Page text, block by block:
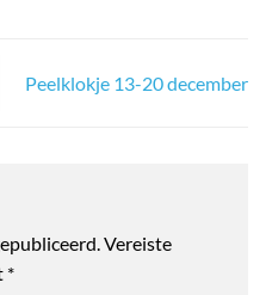
Peelklokje 13-20 december
Vereiste
*